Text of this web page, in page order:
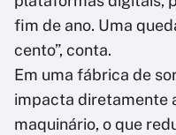
fim de ano. Uma
cento”, conta.
Em uma fábrica de
impacta diretamente
maquinário, o que